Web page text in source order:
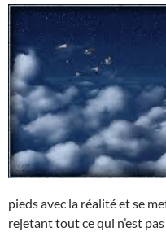
pieds avec la réalité et se
rejetant tout ce qui n’est